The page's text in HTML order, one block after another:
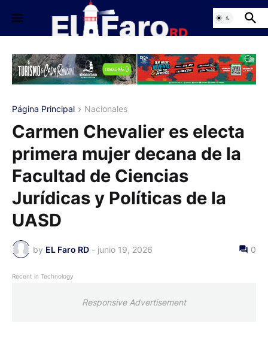
Página Principal Nacionales
Carmen Chevalier es electa
primera mujer decana de la
Facultad de Ciencias
Jurídicas y Políticas de la
UASD
by EL Faro RD - junio 19, 2026 0
Recent in Technology
Responsive Advertisement